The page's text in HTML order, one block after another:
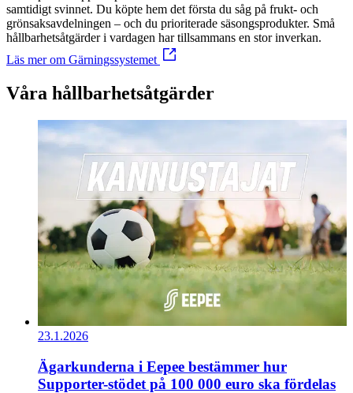
samtidigt svinnet. Du köpte hem det första du såg på frukt- och
grönsaksavdelningen – och du prioriterade säsongsprodukter. Små
hållbarhetsåtgärder i vardagen har tillsammans en stor inverkan.
Läs mer om Gärningssystemet
Våra hållbarhetsåtgärder
23.1.2026
Ägarkunderna i Eepee bestämmer hur
Supporter-stödet på 100 000 euro ska fördelas